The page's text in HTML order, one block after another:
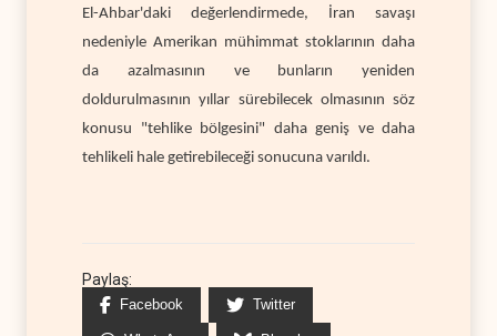
El-Ahbar'daki değerlendirmede, İran savaşı
nedeniyle Amerikan mühimmat stoklarının daha
da azalmasının ve bunların yeniden
doldurulmasının yıllar sürebilecek olmasının söz
konusu "tehlike bölgesini" daha geniş ve daha
tehlikeli hale getirebileceği sonucuna varıldı.
Paylaş:
Facebook Twitter